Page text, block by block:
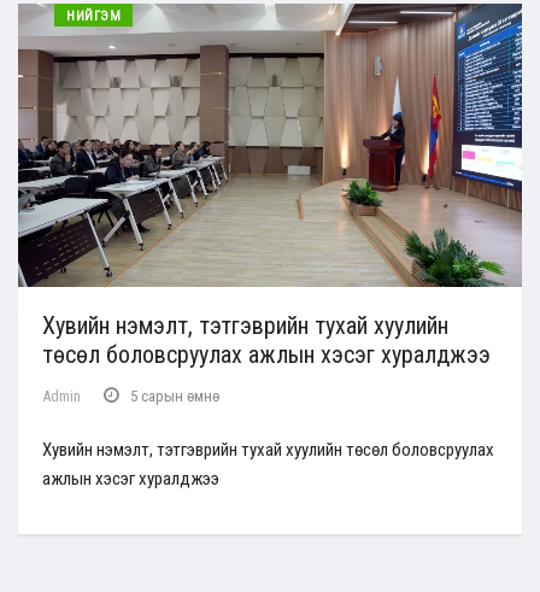
НИЙГЭМ
Хувийн нэмэлт, тэтгэврийн тухай хуулийн
төсөл боловсруулах ажлын хэсэг хуралджээ
Admin 5 сарын өмнө
Хувийн нэмэлт, тэтгэврийн тухай хуулийн төсөл боловсруулах
ажлын хэсэг хуралджээ